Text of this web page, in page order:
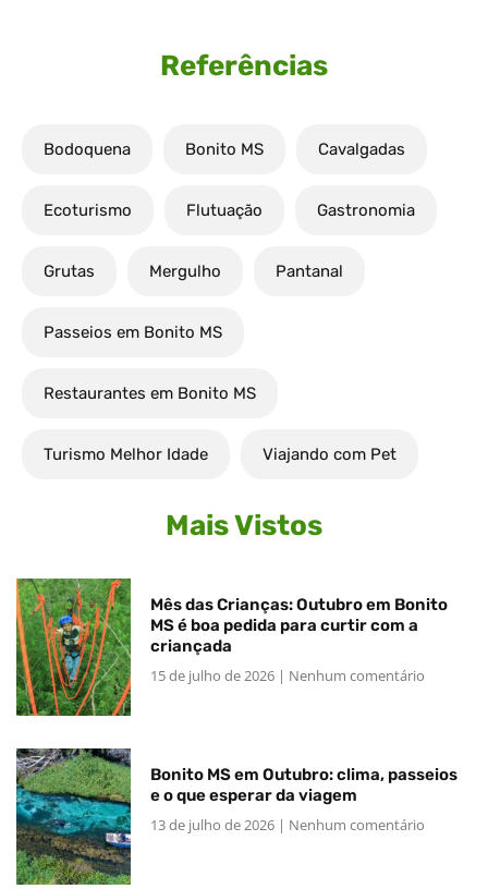
Referências
Bodoquena Bonito MS Cavalgadas
Ecoturismo Flutuação Gastronomia
Grutas Mergulho Pantanal
Passeios em Bonito MS
Restaurantes em Bonito MS
Turismo Melhor Idade Viajando com Pet
Mais Vistos
Mês das Crianças: Outubro em Bonito
MS é boa pedida para curtir com a
criançada
15 de julho de 2026
Nenhum comentário
Bonito MS em Outubro: clima, passeios
e o que esperar da viagem
13 de julho de 2026
Nenhum comentário